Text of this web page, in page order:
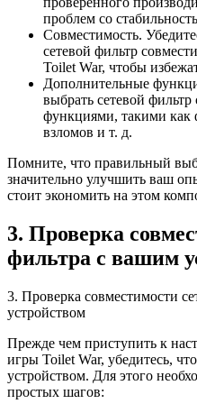
проблем со
Совместимость.
сетевой фильтр
Toilet War, чтобы
Дополнительные
выбрать сетевой
функциями, такими как
взломов и т. д.
Помните, что правильный
значительно улучшить ваш
стоит экономить на этом
3. Проверка
фильтра с вашим
3. Проверка совместимости
устройством
Прежде чем приступить к
игры Toilet War, убедитесь,
устройством. Для этого
простых шагов: